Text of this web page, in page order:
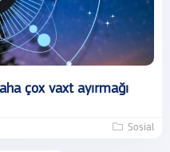
çox vaxt ayırmağı
Sosial